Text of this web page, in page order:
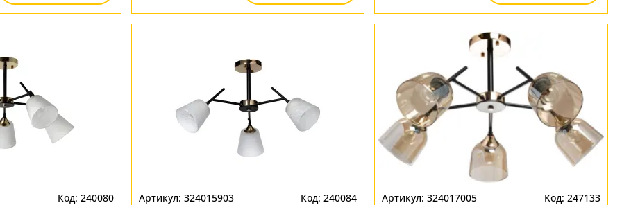
240080 324015903 240084 324017005 247133